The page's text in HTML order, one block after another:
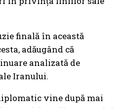
finală în această
adăugând că
analizată de
Iranului.
vine după mai